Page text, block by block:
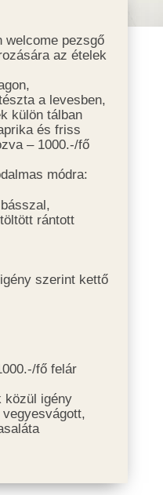
welcome pezsgő
az ételek
a levesben,
külön tálban
és friss
– 1000.-/fő
módra:
rántott
szerint kettő
fő felár
közül igény